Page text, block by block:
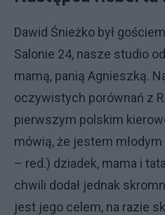
Dawid Śnieżko był
Salonie 24, nasze studio
mamą, panią Agnieszką.
oczywistych porównań z
pierwszym polskim
mówią, że jestem
– red.) dziadek, mama i
chwili dodał jednak
jest jego celem, na razie